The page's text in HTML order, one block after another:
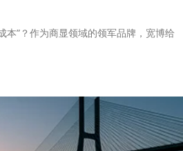
本”？作为商显领域的领军品牌，宽博给